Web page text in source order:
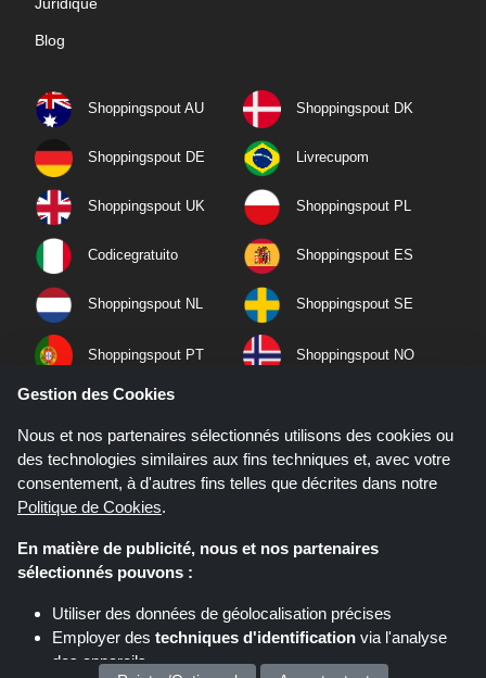
Blog
Shoppingspout AU Shoppingspout DK
Shoppingspout DE Livrecupom
Shoppingspout UK Shoppingspout PL
Codicegratuito Shoppingspout ES
Shoppingspout NL Shoppingspout SE
Shoppingspout PT Shoppingspout NO
Si vous effectuez un achat après avoir cliqué sur les liens de ce site,
Shoppingspout.fr peut gagner une commission d'affiliation sur le site que
Gestion des Cookies
Nous et nos partenaires sélectionnés utilisons des cookies ou
des technologies similaires aux fins techniques et, avec votre
consentement, à d'autres fins telles que décrites dans notre
Politique de Cookies.
En matière de publicité, nous et nos partenaires
sélectionnés pouvons :
Utiliser des données de géolocalisation précises
Employer des techniques d'identification via l'analyse
des appareils